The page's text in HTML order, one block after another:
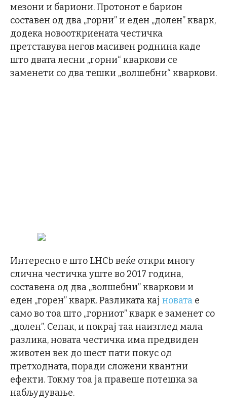
мезони и бариони. Протонот е барион
составен од два „горни” и еден „долен” кварк,
додека новооткриената честичка
претставува негов масивен роднина каде
што двата лесни „горни“ кваркови се
заменети со два тешки „волшебни“ кваркови.
Интересно е што LHCb веќе откри многу
слична честичка уште во 2017 година,
составена од два „волшебни” кваркови и
еден „горен” кварк. Разликата кај новата е
само во тоа што „горниот” кварк е заменет со
„долен”. Сепак, и покрај таа наизглед мала
разлика, новата честичка има предвиден
животен век до шест пати покус од
претходната, поради сложени квантни
ефекти. Токму тоа ја правеше потешка за
набљудување.